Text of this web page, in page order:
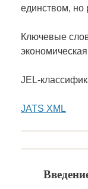
единством,
Ключевые
JEL-
JATS XML